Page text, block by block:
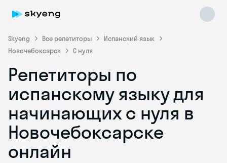
Skyeng Все репетиторы
Испанский язык
Новочебоксарск
С нуля
Репетиторы по
испанскому языку для
начинающих с нуля в
Новочебоксарске
онлайн
Skyeng Chat